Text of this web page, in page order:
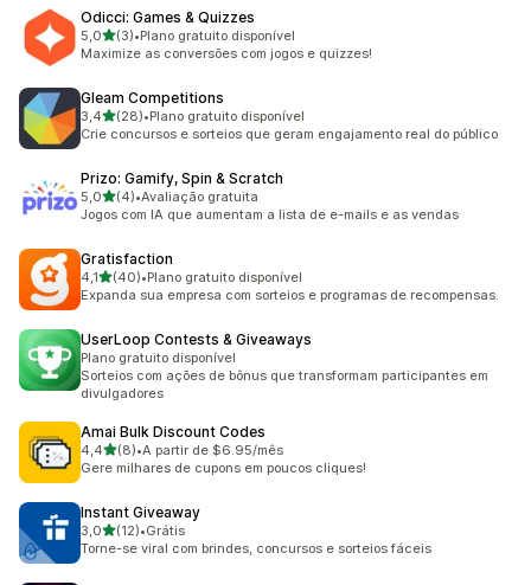
Odicci: Games & Quizzes
5,0de 5 estrelas
(3)
3 avaliações ao todo
•Plano gratuito disponível
Maximize as conversões com jogos e quizzes!
Gleam Competitions
3,4de 5 estrelas
(28)
28 avaliações ao todo
•Plano gratuito disponível
Crie concursos e sorteios que geram engajamento real do público
Prizo: Gamify, Spin & Scratch
5,0de 5 estrelas
(4)
4 avaliações ao todo
•Avaliação gratuita
Jogos com IA que aumentam a lista de e-mails e as vendas
Gratisfaction
4,1de 5 estrelas
(40)
40 avaliações ao todo
•Plano gratuito disponível
Expanda sua empresa com sorteios e programas de recompensas.
UserLoop Contests & Giveaways
Plano gratuito disponível
Sorteios com ações de bônus que transformam participantes em
divulgadores
Amai Bulk Discount Codes
4,4de 5 estrelas
(8)
8 avaliações ao todo
•A partir de $6.95/mês
Gere milhares de cupons em poucos cliques!
Instant Giveaway
3,0de 5 estrelas
(12)
12 avaliações ao todo
•Grátis
Torne-se viral com brindes, concursos e sorteios fáceis